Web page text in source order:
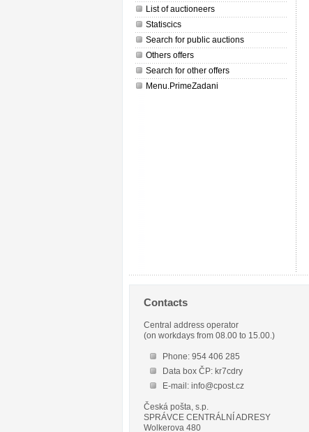
List of auctioneers
Statiscics
Search for public auctions
Others offers
Search for other offers
Menu.PrimeZadani
Contacts
Central address operator
(on workdays from 08.00 to 15.00.)
Phone: 954 406 285
Data box ČP: kr7cdry
E-mail: info@cpost.cz
Česká pošta, s.p.
SPRÁVCE CENTRÁLNÍ ADRESY
Wolkerova 480